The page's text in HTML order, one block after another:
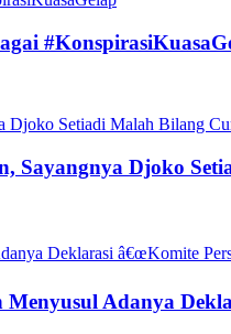
Sayangnya Djoko
Adanya